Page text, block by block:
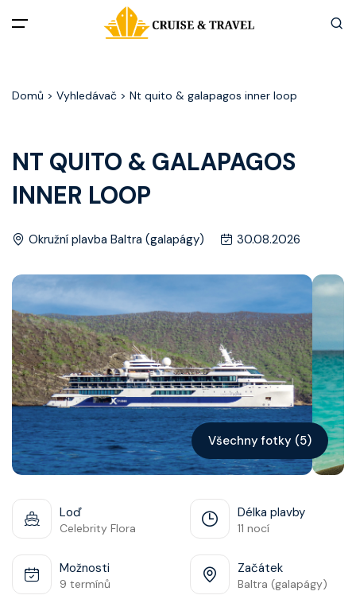
Akční nabídky
Destinace
Zážitky z plaveb
Užitečné informace
Často kladené otázky
Články
Kontakt
Vyhledat plavbu
Domů > Vyhledávač > Nt quito & galapagos inner loop
NT QUITO & GALAPAGOS
INNER LOOP
Okružní plavba Baltra (galapágy) 30.08.2026
Všechny fotky (5)
Loď
Celebrity Flora
Délka plavby
11 nocí
Možnosti
9 termínů
Začátek
Baltra (galapágy)